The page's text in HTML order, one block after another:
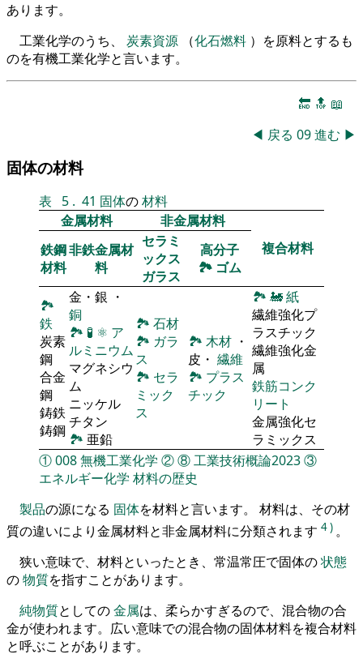
あります。
工業化学のうち、 炭素資源 （化石燃料 ）を原料とするも
のを有機工業化学と言います。
🔚 🔝 📖
◀ 戻る 09進む ▶
固体の材料
表 5 . 41 固体の材料
金属材料
非金属材料
複合材料
鉄鋼
材料
非鉄金属材
料
セラミ
ックス
ガラス
高分子
🏞 ゴム
🏞
鉄
炭素
鋼
合金
鋼
鋳鉄
鋳鋼
金・銀 ・
銅
🏞 🧪 ⚛ ア
ルミニウム
マグネシウ
ム
ニッケル
チタン
🏞 亜鉛
🏞 石材
🏞 ガラ
ス
🏞 セラ
ミック
ス
🏞 木材 ・
皮・ 繊維
🏞 プラス
チック
🏞 🚂紙
繊維強化プ
ラスチック
繊維強化金
属
鉄筋コンク
リート
金属強化セ
ラミックス
①008無機工業化学 ②⑧工業技術概論2023③
エネルギー化学 材料の歴史
製品の源になる 固体を材料と言います。 材料は、その材
質の違いにより金属材料と非金属材料に分類されます 4) 。
狭い意味で、材料といったとき、常温常圧で固体の状態
の物質を指すことがあります。
純物質としての金属は、柔らかすぎるので、混合物の合
金が使われます。広い意味での混合物の固体材料を複合材料
と呼ぶことがあります。